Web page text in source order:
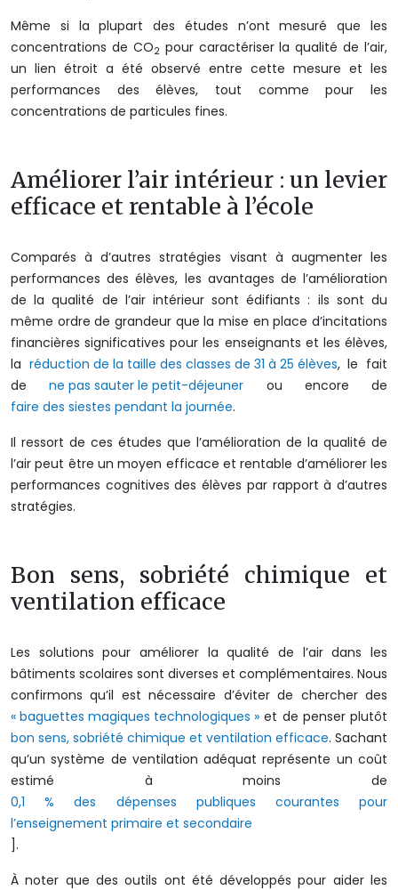
Même si la plupart des études n’ont mesuré que les
concentrations de CO2 pour caractériser la qualité de l’air,
un lien étroit a été observé entre cette mesure et les
performances des élèves, tout comme pour les
concentrations de particules fines.
Améliorer l’air intérieur : un levier
efficace et rentable à l’école
Comparés à d’autres stratégies visant à augmenter les
performances des élèves, les avantages de l’amélioration
de la qualité de l’air intérieur sont édifiants : ils sont du
même ordre de grandeur que la mise en place d’incitations
financières significatives pour les enseignants et les élèves,
la réduction de la taille des classes de 31 à 25 élèves, le fait
dene pas sauter le petit-déjeuner ou encore de
faire des siestes pendant la journée.
Il ressort de ces études que l’amélioration de la qualité de
l’air peut être un moyen efficace et rentable d’améliorer les
performances cognitives des élèves par rapport à d’autres
stratégies.
Bon sens, sobriété chimique et
ventilation efficace
Les solutions pour améliorer la qualité de l’air dans les
bâtiments scolaires sont diverses et complémentaires. Nous
confirmons qu’il est nécessaire d’éviter de chercher des
« baguettes magiques technologiques » et de penser plutôt
bon sens, sobriété chimique et ventilation efficace. Sachant
qu’un système de ventilation adéquat représente un coût
estimé à moins de
0,1 % des dépenses publiques courantes pour
l’enseignement primaire et secondaire
].
À noter que des outils ont été développés pour aider les